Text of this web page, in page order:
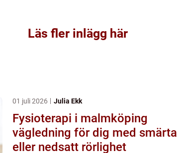
Läs fler inlägg här
01 juli 2026 Julia Ekk
Fysioterapi i malmköping
vägledning för dig med smärta
eller nedsatt rörlighet